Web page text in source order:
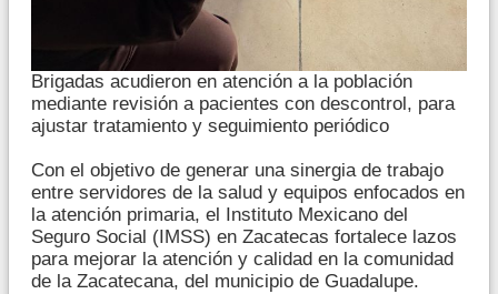
Brigadas acudieron en atención a la población
mediante revisión a pacientes con descontrol, para
ajustar tratamiento y seguimiento periódico
Con el objetivo de generar una sinergia de trabajo
entre servidores de la salud y equipos enfocados en
la atención primaria, el Instituto Mexicano del
Seguro Social (IMSS) en Zacatecas fortalece lazos
para mejorar la atención y calidad en la comunidad
de la Zacatecana, del municipio de Guadalupe.